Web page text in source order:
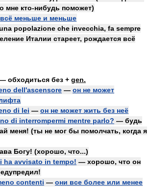
мне кто-нибудь поможет)
всё меньше и меньше
popolazione che invecchia, fa sempre
Италии стареет, рождается всё
обходиться без + gen.
dell'ascensore — он не может
di lei — он не может жить без неё
di interrompermi mentre parlo? — будь
меня! (ты не мог бы помолчать, когда я
Богу! (хорошо, что...)
ha avvisato in tempo! — хорошо, что он
contenti — они все более или менее